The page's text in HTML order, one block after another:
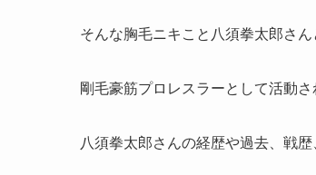
そんな胸毛ニキこと八須拳太郎さ
剛毛豪筋プロレスラーとして活動
八須拳太郎さんの経歴や過去、戦